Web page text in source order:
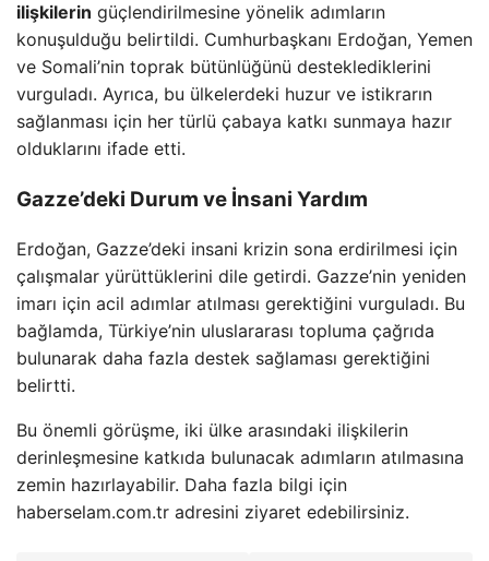
ilişkilerin güçlendirilmesine yönelik adımların
konuşulduğu belirtildi. Cumhurbaşkanı Erdoğan, Yemen
ve Somali’nin toprak bütünlüğünü desteklediklerini
vurguladı. Ayrıca, bu ülkelerdeki huzur ve istikrarın
sağlanması için her türlü çabaya katkı sunmaya hazır
olduklarını ifade etti.
Gazze’deki Durum ve İnsani Yardım
Erdoğan, Gazze’deki insani krizin sona erdirilmesi için
çalışmalar yürüttüklerini dile getirdi. Gazze’nin yeniden
imarı için acil adımlar atılması gerektiğini vurguladı. Bu
bağlamda, Türkiye’nin uluslararası topluma çağrıda
bulunarak daha fazla destek sağlaması gerektiğini
belirtti.
Bu önemli görüşme, iki ülke arasındaki ilişkilerin
derinleşmesine katkıda bulunacak adımların atılmasına
zemin hazırlayabilir. Daha fazla bilgi için
haberselam.com.tr adresini ziyaret edebilirsiniz.